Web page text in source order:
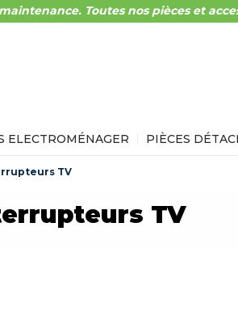
Toutes nos pièces et
ELECTROMÉNAGER PIÈCES
TV
TV